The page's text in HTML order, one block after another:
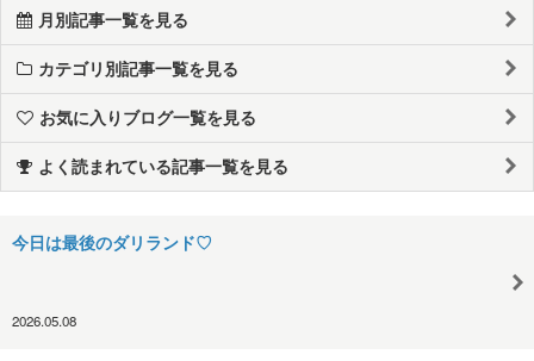
月別記事一覧を見る
カテゴリ別記事一覧を見る
お気に入りブログ一覧を見る
よく読まれている記事一覧を見る
今日は最後のダリランド♡
2026.05.08